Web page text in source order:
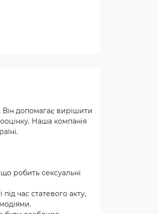
Він допомагає вирішити
Наша компанія
робить сексуальні
час статевого акту,